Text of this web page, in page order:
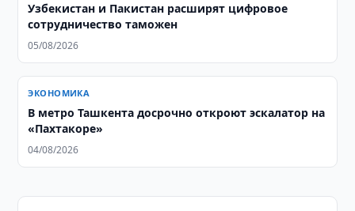
Узбекистан и Пакистан расширят цифровое
сотрудничество таможен
05/08/2026
ЭКОНОМИКА
В метро Ташкента досрочно откроют эскалатор на
«Пахтакоре»
04/08/2026